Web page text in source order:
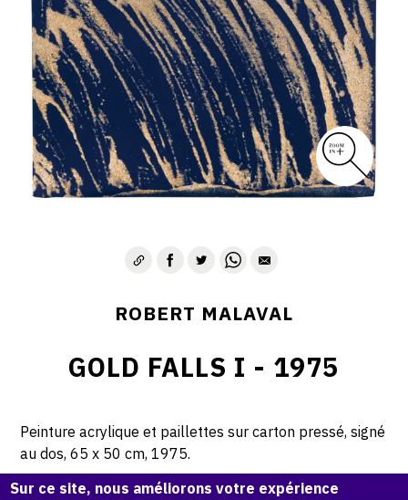
ROBERT MALAVAL
GOLD FALLS I - 1975
Peinture acrylique et paillettes sur carton pressé, signé
au dos, 65 x 50 cm, 1975.
Sur ce site, nous améliorons votre expérience